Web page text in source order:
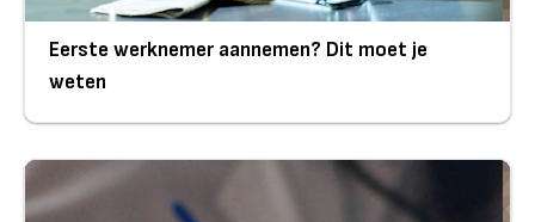
Eerste werknemer aannemen? Dit moet je
weten